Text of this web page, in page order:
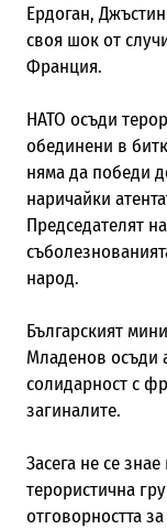
Ердоган,
своя шок от
Франция.
НАТО осъди
обединени в
няма да победи
наричайки
Председателят
народ.
Българският
Младенов осъди
солидарност с
загиналите.
Засега не се
терористична
отговорността за